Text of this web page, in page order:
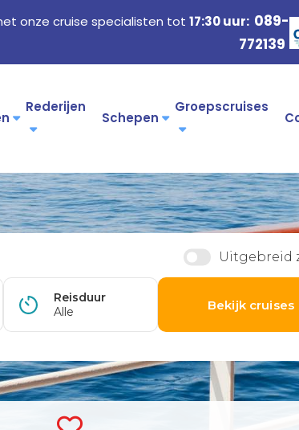
onze cruise specialisten tot17:30 uur: 089-
772139
Rederijen
Schepen
Groepscruises